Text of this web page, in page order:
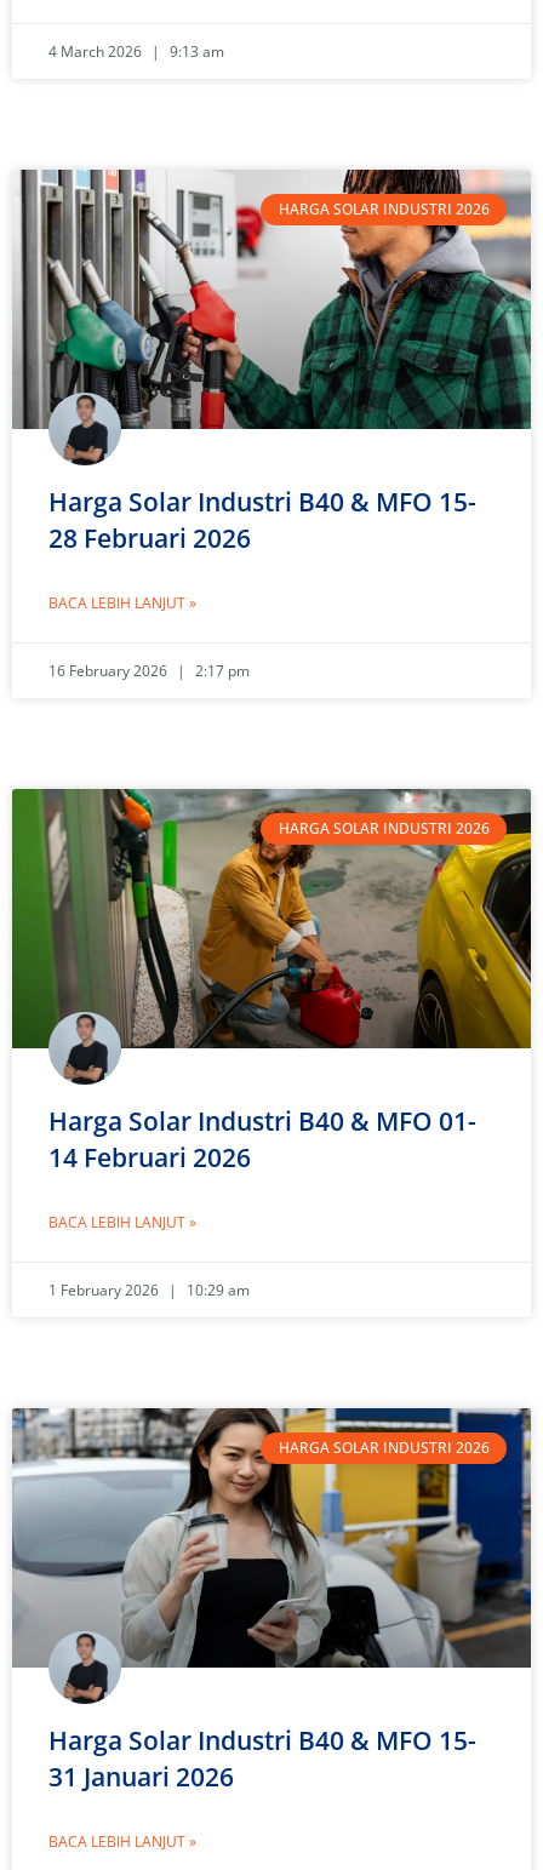
4 March 2026 9:13 am
HARGA SOLAR INDUSTRI 2026
Harga Solar Industri B40 & MFO 15-
28 Februari 2026
BACA LEBIH LANJUT »
16 February 2026 2:17 pm
HARGA SOLAR INDUSTRI 2026
Harga Solar Industri B40 & MFO 01-
14 Februari 2026
BACA LEBIH LANJUT »
1 February 2026 10:29 am
HARGA SOLAR INDUSTRI 2026
Harga Solar Industri B40 & MFO 15-
31 Januari 2026
BACA LEBIH LANJUT »